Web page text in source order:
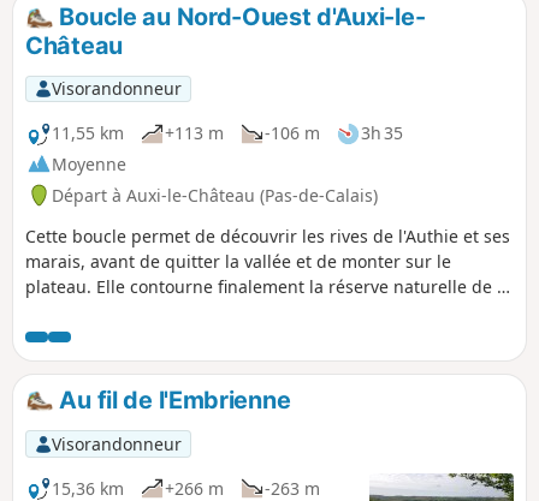
Boucle au Nord-Ouest d'Auxi-le-
Château
Visorandonneur
11,55 km
+113 m -106 m
3h 35
Moyenne
Départ à Auxi-le-Château (Pas-de-Calais)
Cette boucle permet de découvrir les rives de l'Authie et ses
marais, avant de quitter la vallée et de monter sur le
plateau. Elle contourne finalement la réserve naturelle de la
Château et son église classée du XVe siècle.
Au fil de l'Embrienne
Visorandonneur
15,36 km
+266 m
-263 m